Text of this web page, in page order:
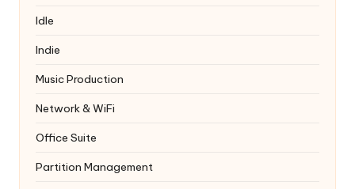
Idle
Indie
Music Production
Network & WiFi
Office Suite
Partition Management